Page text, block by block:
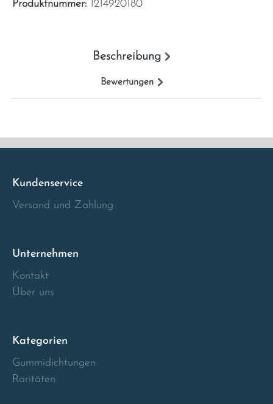
Produktnummer: 1214920180
Beschreibung
Bewertungen
Kundenservice
Versand und Zahlung
Unternehmen
Kontakt
Über uns
Kategorien
Gummidichtungen
Raritäten
Malta
Netherlands
Norway
Poland
Portugal